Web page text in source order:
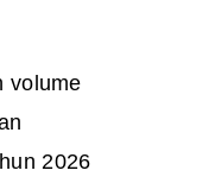
volume
2026